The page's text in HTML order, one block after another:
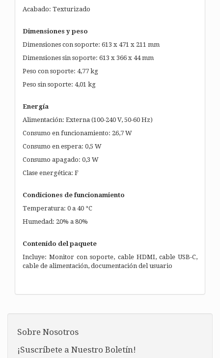
Acabado: Texturizado
Dimensiones y peso
Dimensiones con soporte: 613 x 471 x 211 mm
Dimensiones sin soporte: 613 x 366 x 44 mm
Peso con soporte: 4,77 kg
Peso sin soporte: 4,01 kg
Energía
Alimentación: Externa (100-240 V, 50-60 Hz)
Consumo en funcionamiento: 26,7 W
Consumo en espera: 0,5 W
Consumo apagado: 0,3 W
Clase energética: F
Condiciones de funcionamiento
Temperatura: 0 a 40 °C
Humedad: 20% a 80%
Contenido del paquete
Incluye: Monitor con soporte, cable HDMI, cable USB-C,
cable de alimentación, documentación del usuario
Sobre Nosotros
¡Suscríbete a Nuestro Boletín!